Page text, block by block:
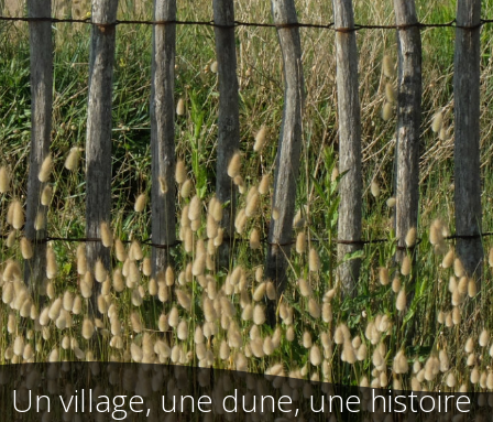
Un village, une dune, une histoire